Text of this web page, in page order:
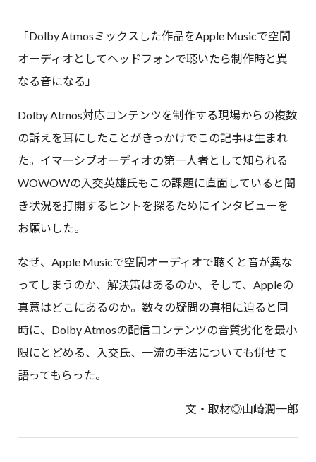
「Dolby Atmosミックスした作品をApple Musicで空間
オーディオとしてヘッドフォンで聴いたら制作時と異
なる音になる」
Dolby Atmos対応コンテンツを制作する現場からの複数
の訴えを耳にしたことがきっかけでこの記事は生まれ
た。イマーシブオーディオの第一人者として知られる
WOWOWの入交英雄氏もこの課題に直面していると聞
き状況を打開するヒントを探るためにインタビューを
お願いした。
なぜ、Apple Musicで空間オーディオで聴くと音が異な
ってしまうのか、解決策はあるのか、そして、Appleの
真意はどこにあるのか。数々の疑問の真相に迫ると同
時に、Dolby Atmosの配信コンテンツの音質劣化を最小
限にとどめる、入交氏、一流の手法についても併せて
語ってもらった。
文・取材◎山崎潤一郎